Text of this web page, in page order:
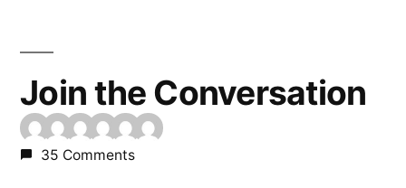
Join the Conversation
35 Comments